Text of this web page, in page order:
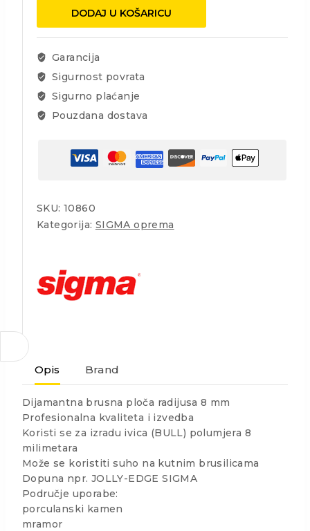
ploča
radius
8
DODAJ U KOŠARICU
Garancija
Sigurnost povrata
Sigurno plaćanje
Pouzdana dostava
SKU: 10860
Kategorija: SIGMA oprema
Opis Brand
Dijamantna brusna ploča radijusa 8 mm
Profesionalna kvaliteta i izvedba
Koristi se za izradu ivica (BULL) polumjera 8
milimetara
Može se koristiti suho na kutnim brusilicama
Dopuna npr. JOLLY-EDGE SIGMA
Područje uporabe:
porculanski kamen
mramor